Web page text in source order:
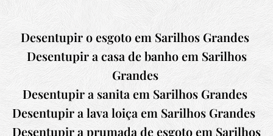
Desentupir o esgoto em Sarilhos Grandes
Desentupir a casa de banho emSarilhos
Grandes
Desentupir a sanita em Sarilhos Grandes
Desentupir a lava loiça em Sarilhos Grandes
Desentupir a prumada de esgoto em Sarilhos